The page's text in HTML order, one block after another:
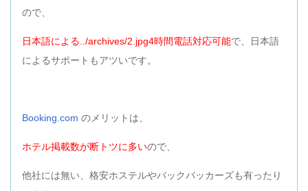
ので、
日本語による../archives/2.jpg4時間電話対応可能で、日本語
によるサポートもアツいです。
Booking.com のメリットは、
ホテル掲載数が断トツに多いので、
他社には無い、格安ホステルやバックパッカーズも有ったり